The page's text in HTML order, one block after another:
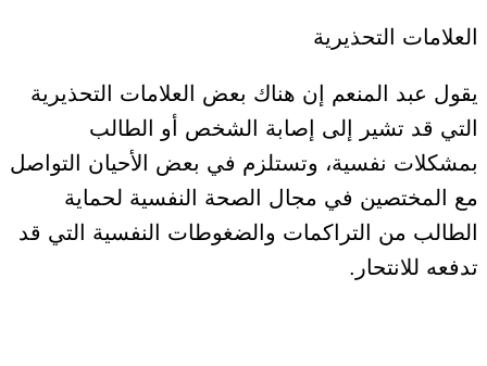
العلامات التحذيرية
يقول عبد المنعم إن هناك بعض العلامات التحذيرية
التي قد تشير إلى إصابة الشخص أو الطالب
بمشكلات نفسية، وتستلزم في بعض الأحيان التواصل
مع المختصين في مجال الصحة النفسية لحماية
الطالب من التراكمات والضغوطات النفسية التي قد
تدفعه للانتحار.